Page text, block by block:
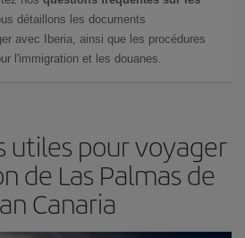
détaillons les documents
avec Iberia, ainsi que les procédures
l'immigration et les douanes.
utiles pour voyager
de Las Palmas de
Canaria